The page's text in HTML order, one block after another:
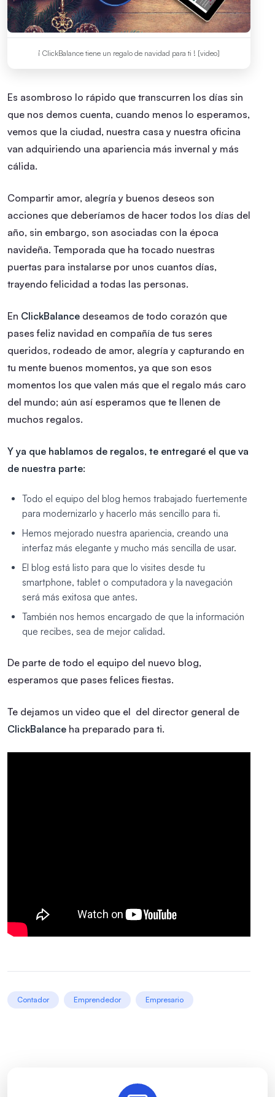
¡ ClickBalance tiene un regalo de navidad para ti ! [video]
Es asombroso lo rápido que transcurren los días sin
que nos demos cuenta, cuando menos lo esperamos,
vemos que la ciudad, nuestra casa y nuestra oficina
van adquiriendo una apariencia más invernal y más
cálida.
Compartir amor, alegría y buenos deseos son
acciones que deberíamos de hacer todos los días del
año, sin embargo, son asociadas con la época
navideña. Temporada que ha tocado nuestras
puertas para instalarse por unos cuantos días,
trayendo felicidad a todas las personas.
En ClickBalance deseamos de todo corazón que
pases feliz navidad en compañía de tus seres
queridos, rodeado de amor, alegría y capturando en
tu mente buenos momentos, ya que son esos
momentos los que valen más que el regalo más caro
del mundo; aún así esperamos que te llenen de
muchos regalos.
Y ya que hablamos de regalos, te entregaré el que va
de nuestra parte:
Todo el equipo del blog hemos trabajado fuertemente
para modernizarlo y hacerlo más sencillo para ti.
Hemos mejorado nuestra apariencia, creando una
interfaz más elegante y mucho más sencilla de usar.
El blog está listo para que lo visites desde tu
smartphone, tablet o computadora y la navegación
será más exitosa que antes.
También nos hemos encargado de que la información
que recibes, sea de mejor calidad.
De parte de todo el equipo del nuevo blog,
esperamos que pases felices fiestas.
Te dejamos un video que el del director general de
ClickBalance ha preparado para ti.
Contador Emprendedor Empresario